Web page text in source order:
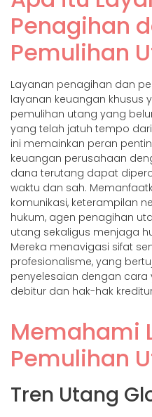
Penagihan
Pemulihan
Layanan penagihan dan
layanan keuangan khusus
pemulihan utang yang
yang telah jatuh tempo
ini memainkan peran
keuangan perusahaan
dana terutang dapat
waktu dan sah.
komunikasi, keterampilan
hukum, agen penagihan
utang sekaligus menjaga
Mereka menavigasi sifat
profesionalisme, yang
penyelesaian dengan
debitur dan hak-hak
Memahami
Pemulihan
Tren Utang